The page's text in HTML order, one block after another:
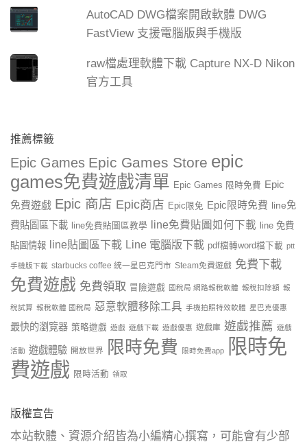
AutoCAD DWG檔案開啟軟體 DWG
FastView 支援電腦版與手機版
raw檔處理軟體下載 Capture NX-D Nikon
官方工具
推薦標籤
Epic Games Epic Games Store epic
games免費遊戲清單 Epic Games 限時免費 Epic
免費遊戲 Epic 商店 Epic商店 Epic限免 Epic限時免費 line免
費貼圖區下載
line免費貼圖區教學 line免費貼圖如何下載
line 免費
貼圖情報
line貼圖區下載 Line 電腦版下載 pdf檔轉word檔下載 ptt
手機版下載 starbucks coffee 統一星巴克門市 Steam免費遊戲 免費下載
免費遊戲 免費領取 冒險遊戲 國稅局 網路報稅軟體 報稅扣除額 報
稅試算 報稅軟體 國稅局 惡意軟體移除工具 手機拍照特效軟體 星巴克優惠
最快的瀏覽器 策略遊戲 遊戲 遊戲下載 遊戲優惠 遊戲庫 遊戲推薦 遊戲
活動 遊戲體驗 開放世界 限時免費 限時免費app
限時免
費遊戲 限時活動 領取
版權宣告
本站軟體、資源介紹皆為小編精心撰寫，可能會有少部